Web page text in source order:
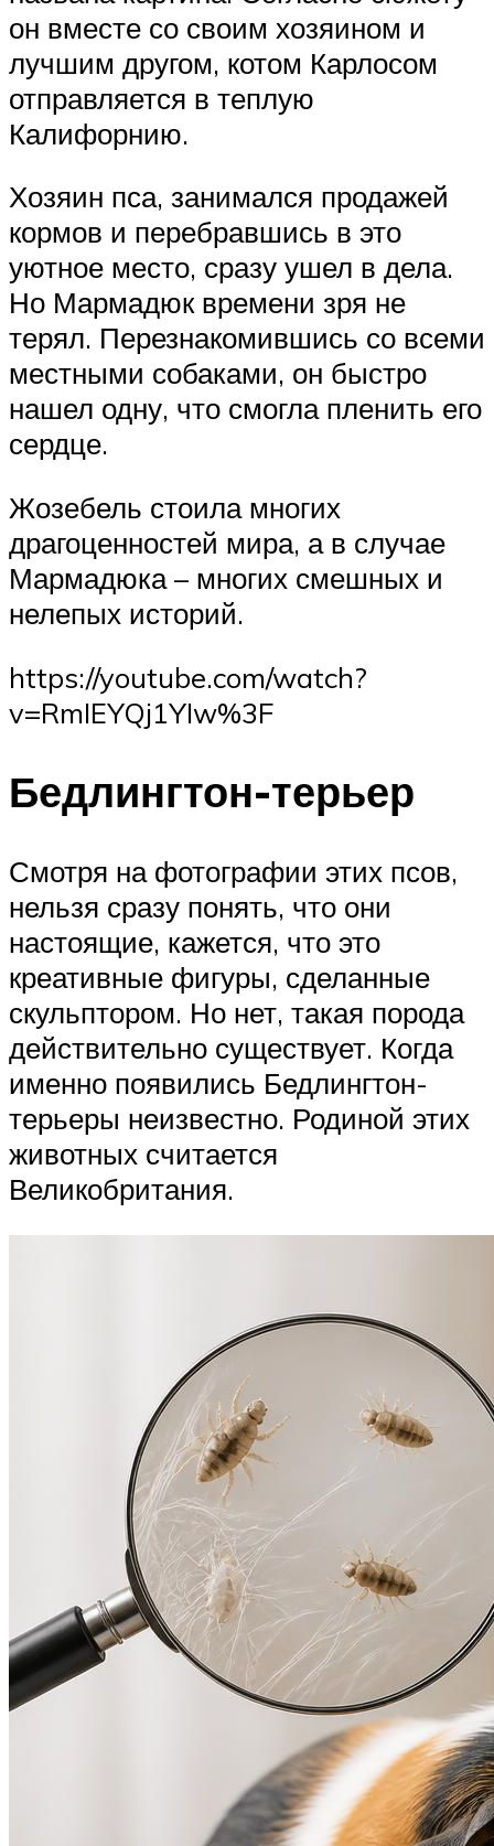
он вместе со своим хозяином и
лучшим другом, котом Карлосом
отправляется в теплую
Калифорнию.
Хозяин пса, занимался продажей
кормов и перебравшись в это
уютное место, сразу ушел в дела.
Но Мармадюк времени зря не
терял. Перезнакомившись со всеми
местными собаками, он быстро
нашел одну, что смогла пленить его
сердце.
Жозебель стоила многих
драгоценностей мира, а в случае
Мармадюка – многих смешных и
нелепых историй.
https://youtube.com/watch?
v=RmIEYQj1YIw%3F
Бедлингтон-терьер
Смотря на фотографии этих псов,
нельзя сразу понять, что они
настоящие, кажется, что это
креативные фигуры, сделанные
скульптором. Но нет, такая порода
действительно существует. Когда
именно появились Бедлингтон-
терьеры неизвестно. Родиной этих
животных считается
Великобритания.